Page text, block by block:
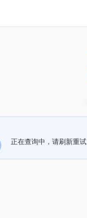
正在查询中，请刷新重试